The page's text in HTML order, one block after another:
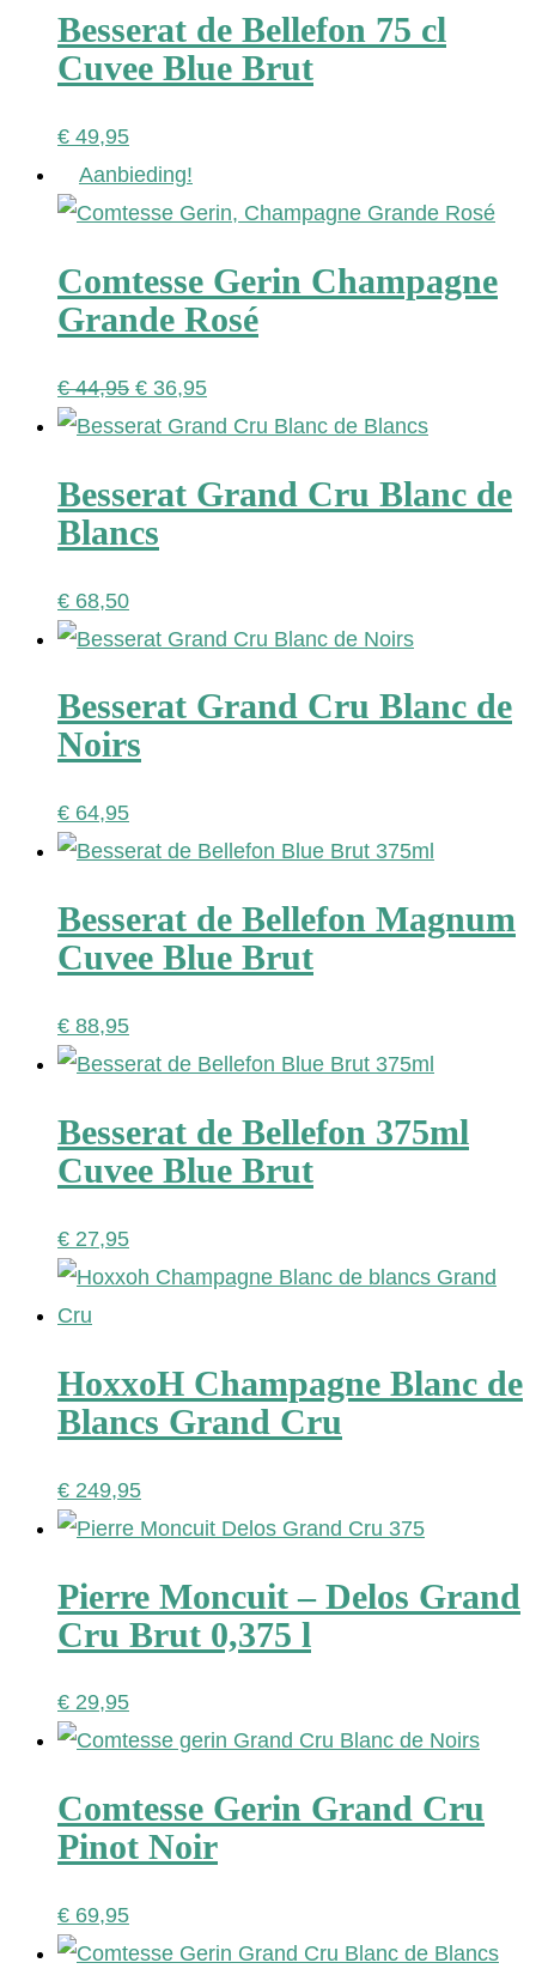
Besserat de Bellefon 75 cl
Cuvee Blue Brut
€ 49,95
Aanbieding!
Comtesse Gerin Champagne
Grande Rosé
€44,95 Oorspronkelijke
prijs
€ 44,95.
€ 36,95Huidige
prijs
€ 36,95.
Besserat Grand Cru Blanc de
Blancs
€ 68,50
Besserat Grand Cru Blanc de
Noirs
€ 64,95
Besserat de Bellefon Magnum
Cuvee Blue Brut
€ 88,95
Besserat de Bellefon 375ml
Cuvee Blue Brut
€ 27,95
HoxxoH Champagne Blanc de
Blancs Grand Cru
€ 249,95
Pierre Moncuit – Delos Grand
Cru Brut 0,375 l
€ 29,95
Comtesse Gerin Grand Cru
Pinot Noir
€ 69,95